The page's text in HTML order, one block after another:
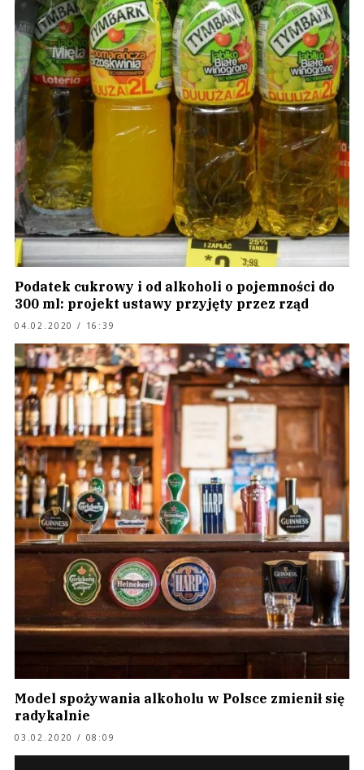
Podatek cukrowy i od alkoholi o pojemności do
300 ml: projekt ustawy przyjęty przez rząd
04.02.2020 / 16:39
Model spożywania alkoholu w Polsce zmienił się
radykalnie
03.02.2020 / 08:09